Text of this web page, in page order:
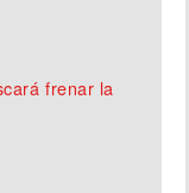
frenar la